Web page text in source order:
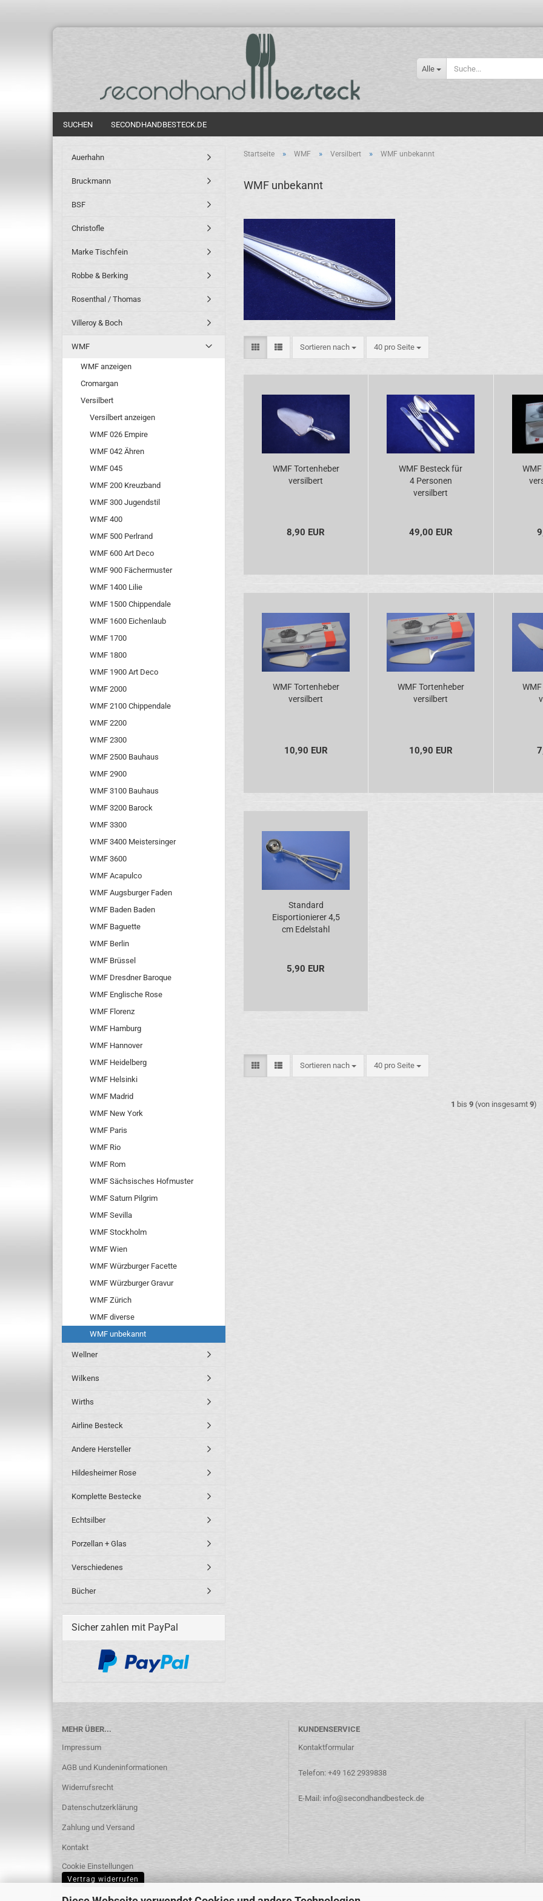
Alle
SUCHEN SECONDHANDBESTECK.DE
Startseite » WMF » Versilbert » WMF unbekannt
WMF unbekannt
Sortieren nach
Sortieren nach 40 pro Seite
pro Seite
WMF Tortenheber
versilbert
8,90 EUR
WMF Besteck für
4 Personen
versilbert
49,00 EUR
WMF Tortenheber
versilbert
10,90 EUR
WMF Tortenheber
versilbert
10,90 EUR
Standard
Eisportionierer 4,5
cm Edelstahl
5,90 EUR
Sortieren nach
Sortieren nach 40 pro Seite
pro Seite
1 bis 9(von insgesamt 9)
Auerhahn
Bruckmann
BSF
Christofle
Marke Tischfein
Robbe & Berking
Rosenthal / Thomas
Villeroy & Boch
WMF
WMF anzeigen
Cromargan
Versilbert
Versilbert anzeigen
WMF 026 Empire
WMF 042 Ähren
WMF 045
WMF 200 Kreuzband
WMF 300 Jugendstil
WMF 400
WMF 500 Perlrand
WMF 600 Art Deco
WMF 900 Fächermuster
WMF 1400 Lilie
WMF 1500 Chippendale
WMF 1600 Eichenlaub
WMF 1700
WMF 1800
WMF 1900 Art Deco
WMF 2000
WMF 2100 Chippendale
WMF 2200
WMF 2300
WMF 2500 Bauhaus
WMF 2900
WMF 3100 Bauhaus
WMF 3200 Barock
WMF 3300
WMF 3400 Meistersinger
WMF 3600
WMF Acapulco
WMF Augsburger Faden
WMF Baden Baden
WMF Baguette
WMF Berlin
WMF Brüssel
WMF Dresdner Baroque
WMF Englische Rose
WMF Florenz
WMF Hamburg
WMF Hannover
WMF Heidelberg
WMF Helsinki
WMF Madrid
WMF New York
WMF Paris
WMF Rio
WMF Rom
WMF Sächsisches Hofmuster
WMF Saturn Pilgrim
WMF Sevilla
WMF Stockholm
WMF Wien
WMF Würzburger Facette
WMF Würzburger Gravur
WMF Zürich
WMF diverse
WMF unbekannt
Wellner
Wilkens
Wirths
Airline Besteck
Andere Hersteller
Hildesheimer Rose
Komplette Bestecke
Echtsilber
Porzellan + Glas
Verschiedenes
Bücher
Sicher zahlen mit PayPal
MEHR ÜBER...
Impressum
AGB und Kundeninformationen
Widerrufsrecht
Datenschutzerklärung
Zahlung und Versand
Kontakt
Cookie Einstellungen
KUNDENSERVICE
Kontaktformular
Telefon: +49 162 2939838
E-Mail: info@secondhandbesteck.de
Vertrag widerrufen